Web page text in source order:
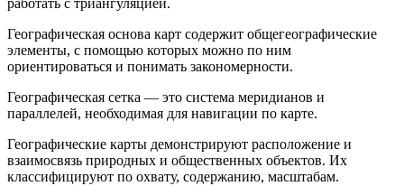
работать с триангуляцией.
Географическая основа карт содержит общегеографические
элементы, с помощью которых можно по ним
ориентироваться и понимать закономерности.
Географическая сетка — это система меридианов и
параллелей, необходимая для навигации по карте.
Географические карты демонстрируют расположение и
взаимосвязь природных и общественных объектов. Их
классифицируют по охвату, содержанию, масштабам.